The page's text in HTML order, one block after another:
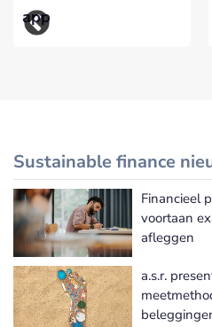
app
Sustainable finance
Financieel
voortaan
afleggen
a.s.r.